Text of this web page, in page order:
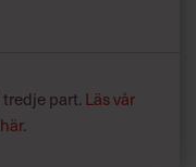
part. Läs vår
.